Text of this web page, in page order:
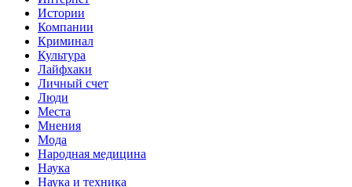
Истории
Компании
Криминал
Культура
Лайфхаки
Личный счет
Люди
Места
Мнения
Мода
Народная медицина
Наука
Наука и техника